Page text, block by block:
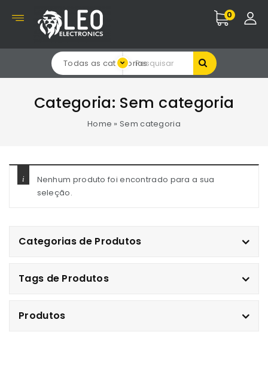
0
Todas as categorias
Categoria: Sem categoria
Home »Sem categoria
Nenhum produto foi encontrado para a sua
seleção.
Categorias de Produtos
Tags de Produtos
Produtos